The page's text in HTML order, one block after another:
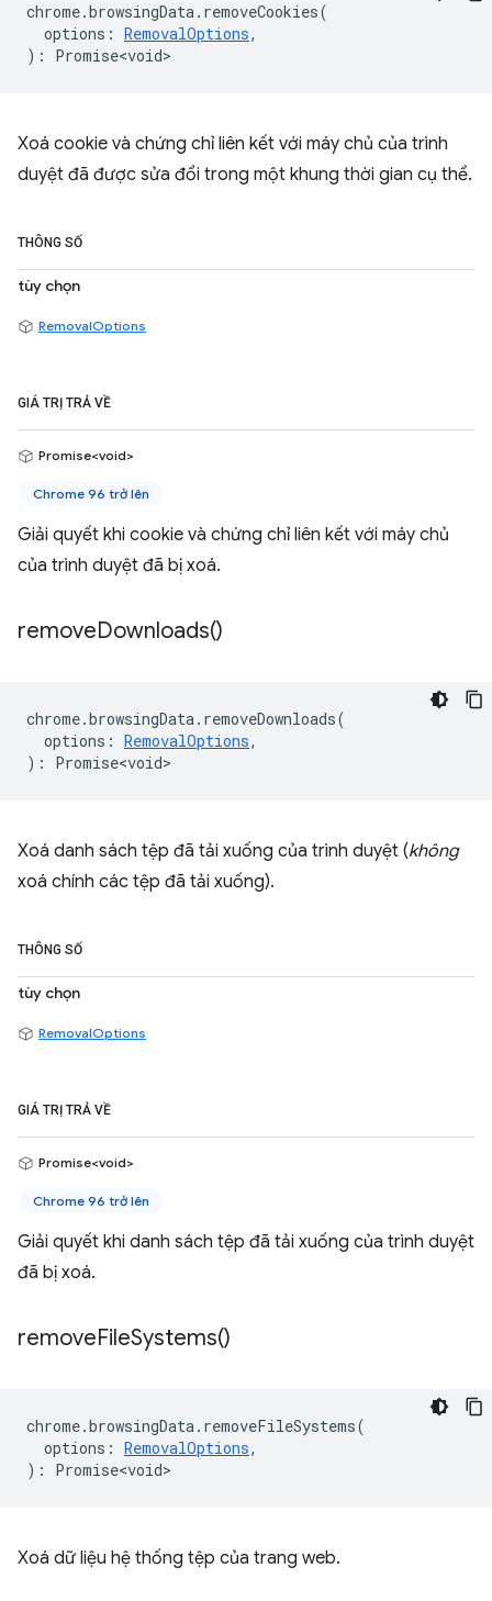
chrome.browsingData. removeCookies(
options : RemovalOptions,
) : Promise<void>
Xoá cookie và chứng chỉ liên kết với máy chủ của trình
duyệt đã được sửa đổi trong một khung thời gian cụ thể.
THÔNG SỐ
tùy chọn
RemovalOptions
GIÁ TRỊ TRẢ VỀ
Promise<void>
Chrome 96 trở lên
Giải quyết khi cookie và chứng chỉ liên kết với máy chủ
của trình duyệt đã bị xoá.
removeDownloads()
chrome.browsingData. removeDownloads(
options : RemovalOptions,
) : Promise<void>
Xoá danh sách tệp đã tải xuống của trình duyệt (không
xoá chính các tệp đã tải xuống).
THÔNG SỐ
tùy chọn
RemovalOptions
GIÁ TRỊ TRẢ VỀ
Promise<void>
Chrome 96 trở lên
Giải quyết khi danh sách tệp đã tải xuống của trình duyệt
đã bị xoá.
removeFileSystems()
chrome.browsingData. removeFileSystems(
options : RemovalOptions,
) : Promise<void>
Xoá dữ liệu hệ thống tệp của trang web.